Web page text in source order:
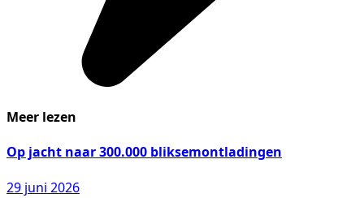
Meer lezen
Op jacht naar 300.000 bliksemontladingen
29 juni 2026